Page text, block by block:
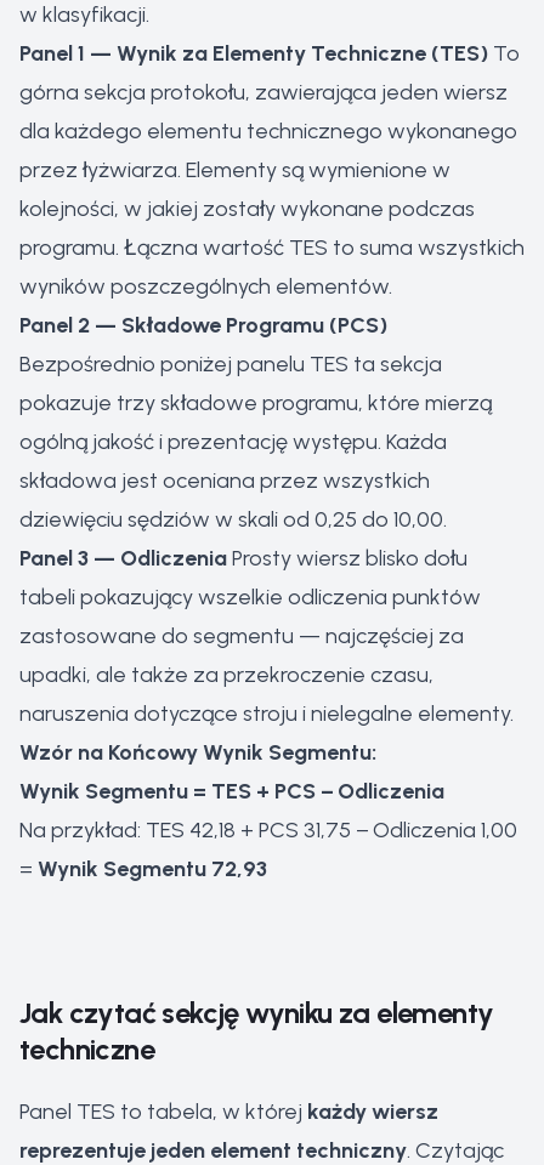
w klasyfikacji.
Panel 1 — Wynik za Elementy Techniczne (TES) To
górna sekcja protokołu, zawierająca jeden wiersz
dla każdego elementu technicznego wykonanego
przez łyżwiarza. Elementy są wymienione w
kolejności, w jakiej zostały wykonane podczas
programu. Łączna wartość TES to suma wszystkich
wyników poszczególnych elementów.
Panel 2 — Składowe Programu (PCS)
Bezpośrednio poniżej panelu TES ta sekcja
pokazuje trzy składowe programu, które mierzą
ogólną jakość i prezentację występu. Każda
składowa jest oceniana przez wszystkich
dziewięciu sędziów w skali od 0,25 do 10,00.
Panel 3 — OdliczeniaProsty wiersz blisko dołu
tabeli pokazujący wszelkie odliczenia punktów
zastosowane do segmentu — najczęściej za
upadki, ale także za przekroczenie czasu,
naruszenia dotyczące stroju i nielegalne elementy.
Wzór na Końcowy Wynik Segmentu:
Wynik Segmentu = TES + PCS − Odliczenia
Na przykład: TES 42,18 + PCS 31,75 − Odliczenia 1,00
= Wynik Segmentu 72,93
Jak czytać sekcję wyniku za elementy
techniczne
Panel TES to tabela, w której każdy wiersz
reprezentuje jeden element techniczny. Czytając